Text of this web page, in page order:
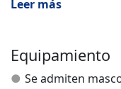
18€ alojamiento
25€ alojamiento y
35€ media pension-
Leer más
Equipamiento
Se admiten